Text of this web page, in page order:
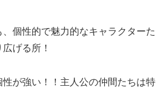
個性的で魅力的なキャラクターた
げる所！
が強い！！主人公の仲間たちは特